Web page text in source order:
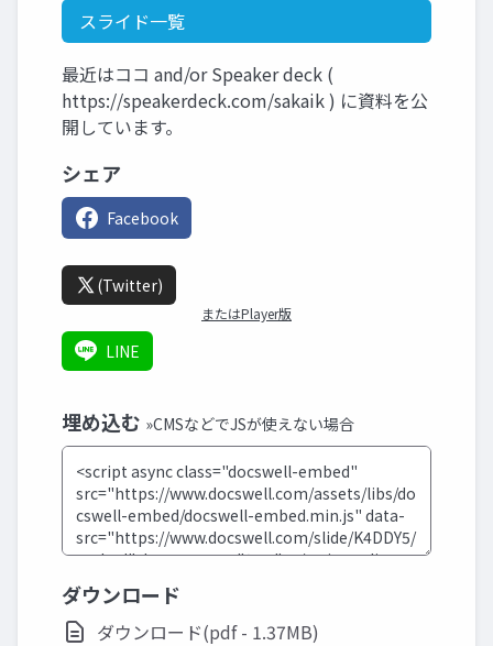
スライド一覧
最近はココ and/or Speaker deck (
https://speakerdeck.com/sakaik ) に資料を公
開しています。
シェア
Facebook
(Twitter)
またはPlayer版
LINE
埋め込む »CMSなどでJSが使えない場合
ダウンロード
ダウンロード(pdf - 1.37MB)